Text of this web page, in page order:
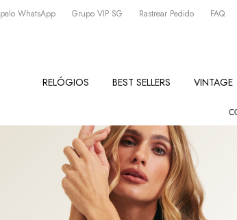
WhatsApp Grupo VIP SG Rastrear Pedido FAQ
RELÓGIOS BEST SELLERS VINTAGE